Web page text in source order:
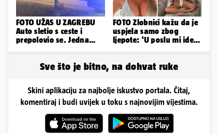
FOTO UŽAS U ZAGREBU
Auto sletio s ceste i
prepolovio se. Jedna
FOTO Zlobnici kažu da je
uspjela samo zbog
ljepote: 'U poslu mi ide
Sve što je bitno, na dohvat ruke
Skini aplikaciju za najbolje iskustvo portala. Čitaj,
komentiraj i budi uvijek u toku s najnovijim vijestima.